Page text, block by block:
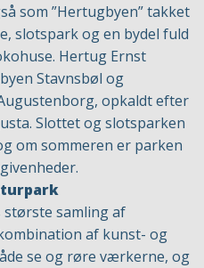
som ”Hertugbyen” takket
slotspark og en bydel fuld
Hertug Ernst
Stavnsbøl og
opkaldt efter
Slottet og slotsparken
om sommeren er parken
største samling af
af kunst- og
se og røre værkerne, og